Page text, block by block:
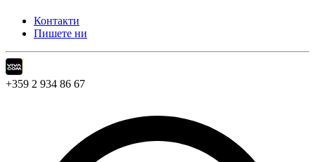
Контакти
Пишете ни
+359 2 934 86 67